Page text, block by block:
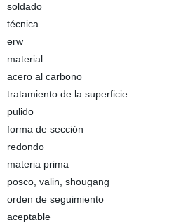
soldado
técnica
erw
material
acero al carbono
tratamiento de la superficie
pulido
forma de sección
redondo
materia prima
posco, valin, shougang
orden de seguimiento
aceptable